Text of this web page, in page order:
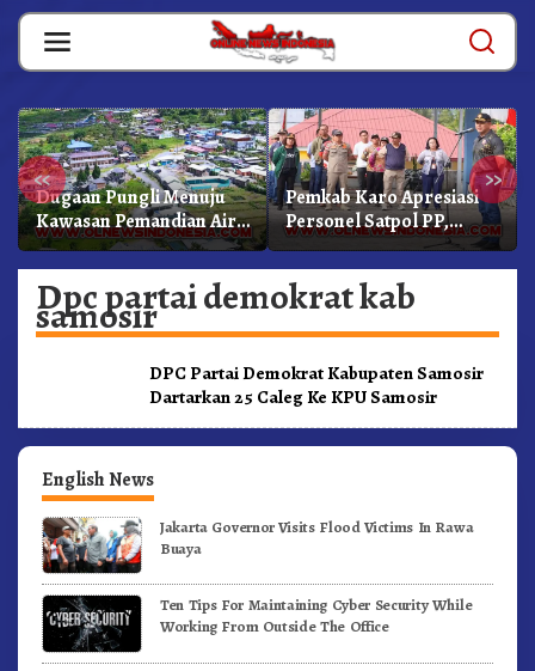
Skip
content
« »
Dugaan Pungli Menuju
Kawasan Pemandian Air
Panas Semangat Gunung
– Doulu Foto Dan
Videokan!
Pemkab Karo Apresiasi
Personel Satpol PP,
Linmas, Dan Pemadam
Kebakaran
Dpc partai demokrat kab
samosir
DPC Partai Demokrat Kabupaten Samosir
Dartarkan 25 Caleg Ke KPU Samosir
English News
Jakarta Governor Visits Flood Victims In Rawa
Buaya
Ten Tips For Maintaining Cyber Security While
Working From Outside The Office